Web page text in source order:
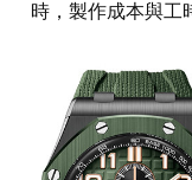
時，製作成本與工